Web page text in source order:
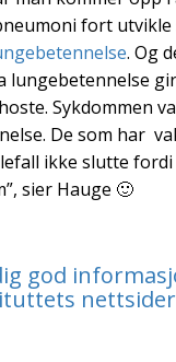
fort utvikle
. Og
lungebetennelse
Sykdommen
De som har
ikke slutte fordi
sier Hauge 🙂
god